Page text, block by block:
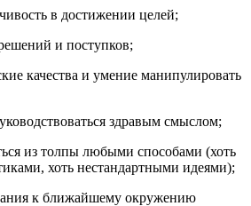
в достижении целей;
и поступков;
качества и умение манипулировать
здравым смыслом;
из толпы любыми способами (хоть
хоть нестандартными идеями);
к ближайшему окружению